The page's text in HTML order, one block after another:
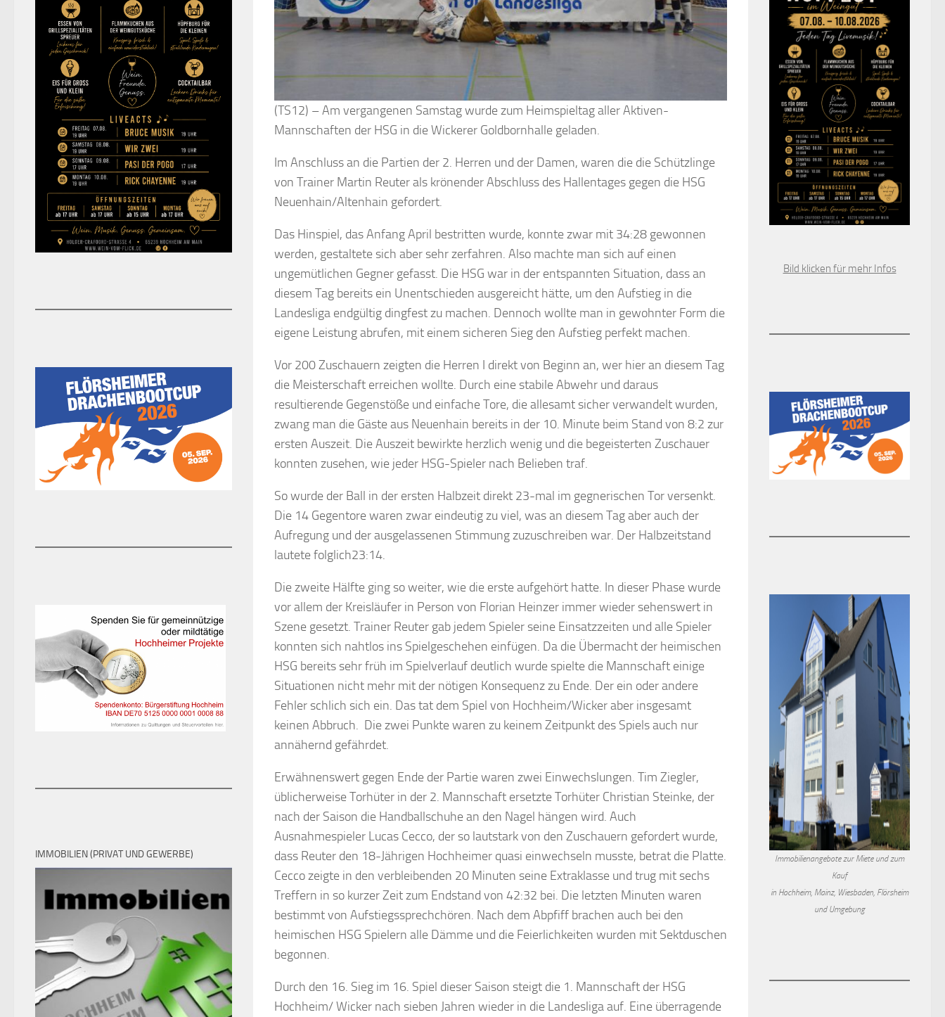
(TS12) – Am vergangenen Samstag wurde zum Heimspieltag aller Aktiven-
Mannschaften der HSG in die Wickerer Goldbornhalle geladen.
Im Anschluss an die Partien der 2. Herren und der Damen, waren die die Schützlinge
von Trainer Martin Reuter als krönender Abschluss des Hallentages gegen die HSG
Neuenhain/Altenhain gefordert.
Das Hinspiel, das Anfang April bestritten wurde, konnte zwar mit 34:28 gewonnen
werden, gestaltete sich aber sehr zerfahren. Also machte man sich auf einen
ungemütlichen Gegner gefasst. Die HSG war in der entspannten Situation, dass an
diesem Tag bereits ein Unentschieden ausgereicht hätte, um den Aufstieg in die
Landesliga endgültig dingfest zu machen. Dennoch wollte man in gewohnter Form die
eigene Leistung abrufen, mit einem sicheren Sieg den Aufstieg perfekt machen.
Vor 200 Zuschauern zeigten die Herren I direkt von Beginn an, wer hier an diesem Tag
die Meisterschaft erreichen wollte. Durch eine stabile Abwehr und daraus
resultierende Gegenstöße und einfache Tore, die allesamt sicher verwandelt wurden,
zwang man die Gäste aus Neuenhain bereits in der 10. Minute beim Stand von 8:2 zur
ersten Auszeit. Die Auszeit bewirkte herzlich wenig und die begeisterten Zuschauer
konnten zusehen, wie jeder HSG-Spieler nach Belieben traf.
So wurde der Ball in der ersten Halbzeit direkt 23-mal im gegnerischen Tor versenkt.
Die 14 Gegentore waren zwar eindeutig zu viel, was an diesem Tag aber auch der
Aufregung und der ausgelassenen Stimmung zuzuschreiben war. Der Halbzeitstand
lautete folglich23:14.
Die zweite Hälfte ging so weiter, wie die erste aufgehört hatte. In dieser Phase wurde
vor allem der Kreisläufer in Person von Florian Heinzer immer wieder sehenswert in
Szene gesetzt. Trainer Reuter gab jedem Spieler seine Einsatzzeiten und alle Spieler
konnten sich nahtlos ins Spielgeschehen einfügen. Da die Übermacht der heimischen
HSG bereits sehr früh im Spielverlauf deutlich wurde spielte die Mannschaft einige
Situationen nicht mehr mit der nötigen Konsequenz zu Ende. Der ein oder andere
Fehler schlich sich ein. Das tat dem Spiel von Hochheim/Wicker aber insgesamt
keinen Abbruch. Die zwei Punkte waren zu keinem Zeitpunkt des Spiels auch nur
annähernd gefährdet.
Erwähnenswert gegen Ende der Partie waren zwei Einwechslungen. Tim Ziegler,
üblicherweise Torhüter in der 2. Mannschaft ersetzte Torhüter Christian Steinke, der
nach der Saison die Handballschuhe an den Nagel hängen wird. Auch
Ausnahmespieler Lucas Cecco, der so lautstark von den Zuschauern gefordert wurde,
dass Reuter den 18-Jährigen Hochheimer quasi einwechseln musste, betrat die Platte.
Cecco zeigte in den verbleibenden 20 Minuten seine Extraklasse und trug mit sechs
Treffern in so kurzer Zeit zum Endstand von 42:32 bei. Die letzten Minuten waren
bestimmt von Aufstiegssprechchören. Nach dem Abpfiff brachen auch bei den
heimischen HSG Spielern alle Dämme und die Feierlichkeiten wurden mit Sektduschen
begonnen.
Durch den 16. Sieg im 16. Spiel dieser Saison steigt die 1. Mannschaft der HSG
Hochheim/ Wicker nach sieben Jahren wieder in die Landesliga auf. Eine überragende
IMMOBILIEN (PRIVAT UND GEWERBE)
Bild klicken für mehr Infos
Immobilienangebote zur Miete und zum
Kauf
in Hochheim, Mainz, Wiesbaden, Flörsheim
und Umgebung